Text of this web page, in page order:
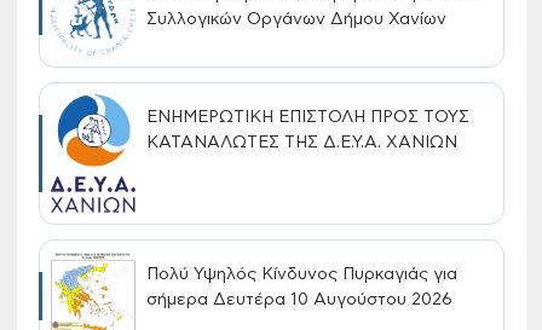
Συλλογικών Οργάνων Δήμου Χανίων
ΕΝΗΜΕΡΩΤΙΚΗ ΕΠΙΣΤΟΛΗ ΠΡΟΣ ΤΟΥΣ
ΚΑΤΑΝΑΛΩΤΕΣ ΤΗΣ Δ.Ε.Υ.Α. ΧΑΝΙΩΝ
Πολύ Υψηλός Κίνδυνος Πυρκαγιάς για
σήμερα Δευτέρα 10 Αυγούστου 2026